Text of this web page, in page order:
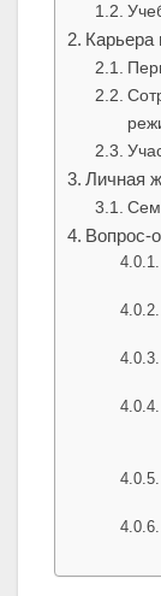
Карьера
Личная
Вопрос-